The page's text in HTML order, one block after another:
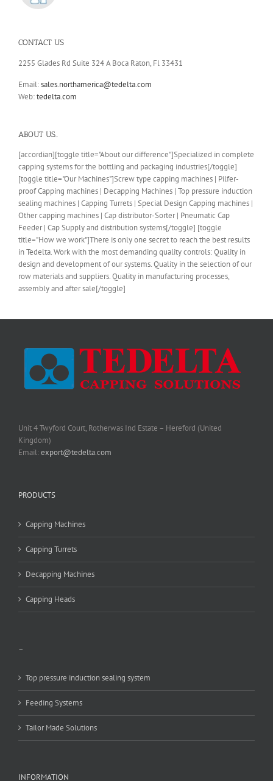
CONTACT US
2255 Glades Rd Suite 324 A Boca Raton, Fl 33431
Email:sales.northamerica@tedelta.com
Web:tedelta.com
ABOUT US..
[accordian][toggle title="About our difference"]Specialized in complete
capping systems for the bottling and packaging industries[/toggle]
[toggle title="Our Machines"]Screw type capping machines | Pilfer-
proof Capping machines | Decapping Machines | Top pressure induction
sealing machines | Capping Turrets | Special Design Capping machines |
Other capping machines | Cap distributor-Sorter | Pneumatic Cap
Feeder | Cap Supply and distribution systems[/toggle] [toggle
title="How we work"]There is only one secret to reach the best results
in Tedelta. Work with the most demanding quality controls: Quality in
design and development of our systems. Quality in the selection of our
row materials and suppliers. Quality in manufacturing processes,
assembly and after sale[/toggle]
Unit 4 Twyford Court, Rotherwas Ind Estate – Hereford (United
Kingdom)
Email:export@tedelta.com
PRODUCTS
Capping Machines
Capping Turrets
Decapping Machines
Capping Heads
–
Top pressure induction sealing system
Feeding Systems
Tailor Made Solutions
INFORMATION